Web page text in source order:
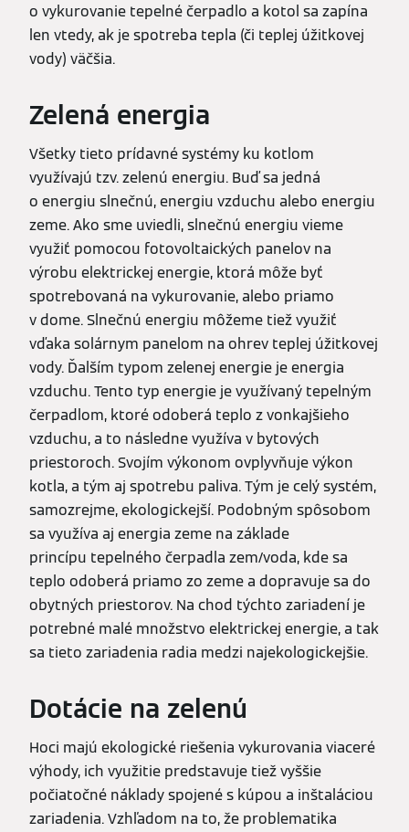
o vykurovanie tepelné čerpadlo a kotol sa zapína
len vtedy, ak je spotreba tepla (či teplej úžitkovej
vody) väčšia.
Zelená energia
Všetky tieto prídavné systémy ku kotlom
využívajú tzv. zelenú energiu. Buď sa jedná
o energiu slnečnú, energiu vzduchu alebo energiu
zeme. Ako sme uviedli, slnečnú energiu vieme
využiť pomocou fotovoltaických panelov na
výrobu elektrickej energie, ktorá môže byť
spotrebovaná na vykurovanie, alebo priamo
v dome. Slnečnú energiu môžeme tiež využiť
vďaka solárnym panelom na ohrev teplej úžitkovej
vody. Ďalším typom zelenej energie je energia
vzduchu. Tento typ energie je využívaný tepelným
čerpadlom, ktoré odoberá teplo z vonkajšieho
vzduchu, a to následne využíva v bytových
priestoroch. Svojím výkonom ovplyvňuje výkon
kotla, a tým aj spotrebu paliva. Tým je celý systém,
samozrejme, ekologickejší. Podobným spôsobom
sa využíva aj energia zeme na základe
princípu tepelného čerpadla zem/voda, kde sa
teplo odoberá priamo zo zeme a dopravuje sa do
obytných priestorov. Na chod týchto zariadení je
potrebné malé množstvo elektrickej energie, a tak
sa tieto zariadenia radia medzi najekologickejšie.
Dotácie na zelenú
Hoci majú ekologické riešenia vykurovania viaceré
výhody, ich využitie predstavuje tiež vyššie
počiatočné náklady spojené s kúpou a inštaláciou
zariadenia. Vzhľadom na to, že problematika